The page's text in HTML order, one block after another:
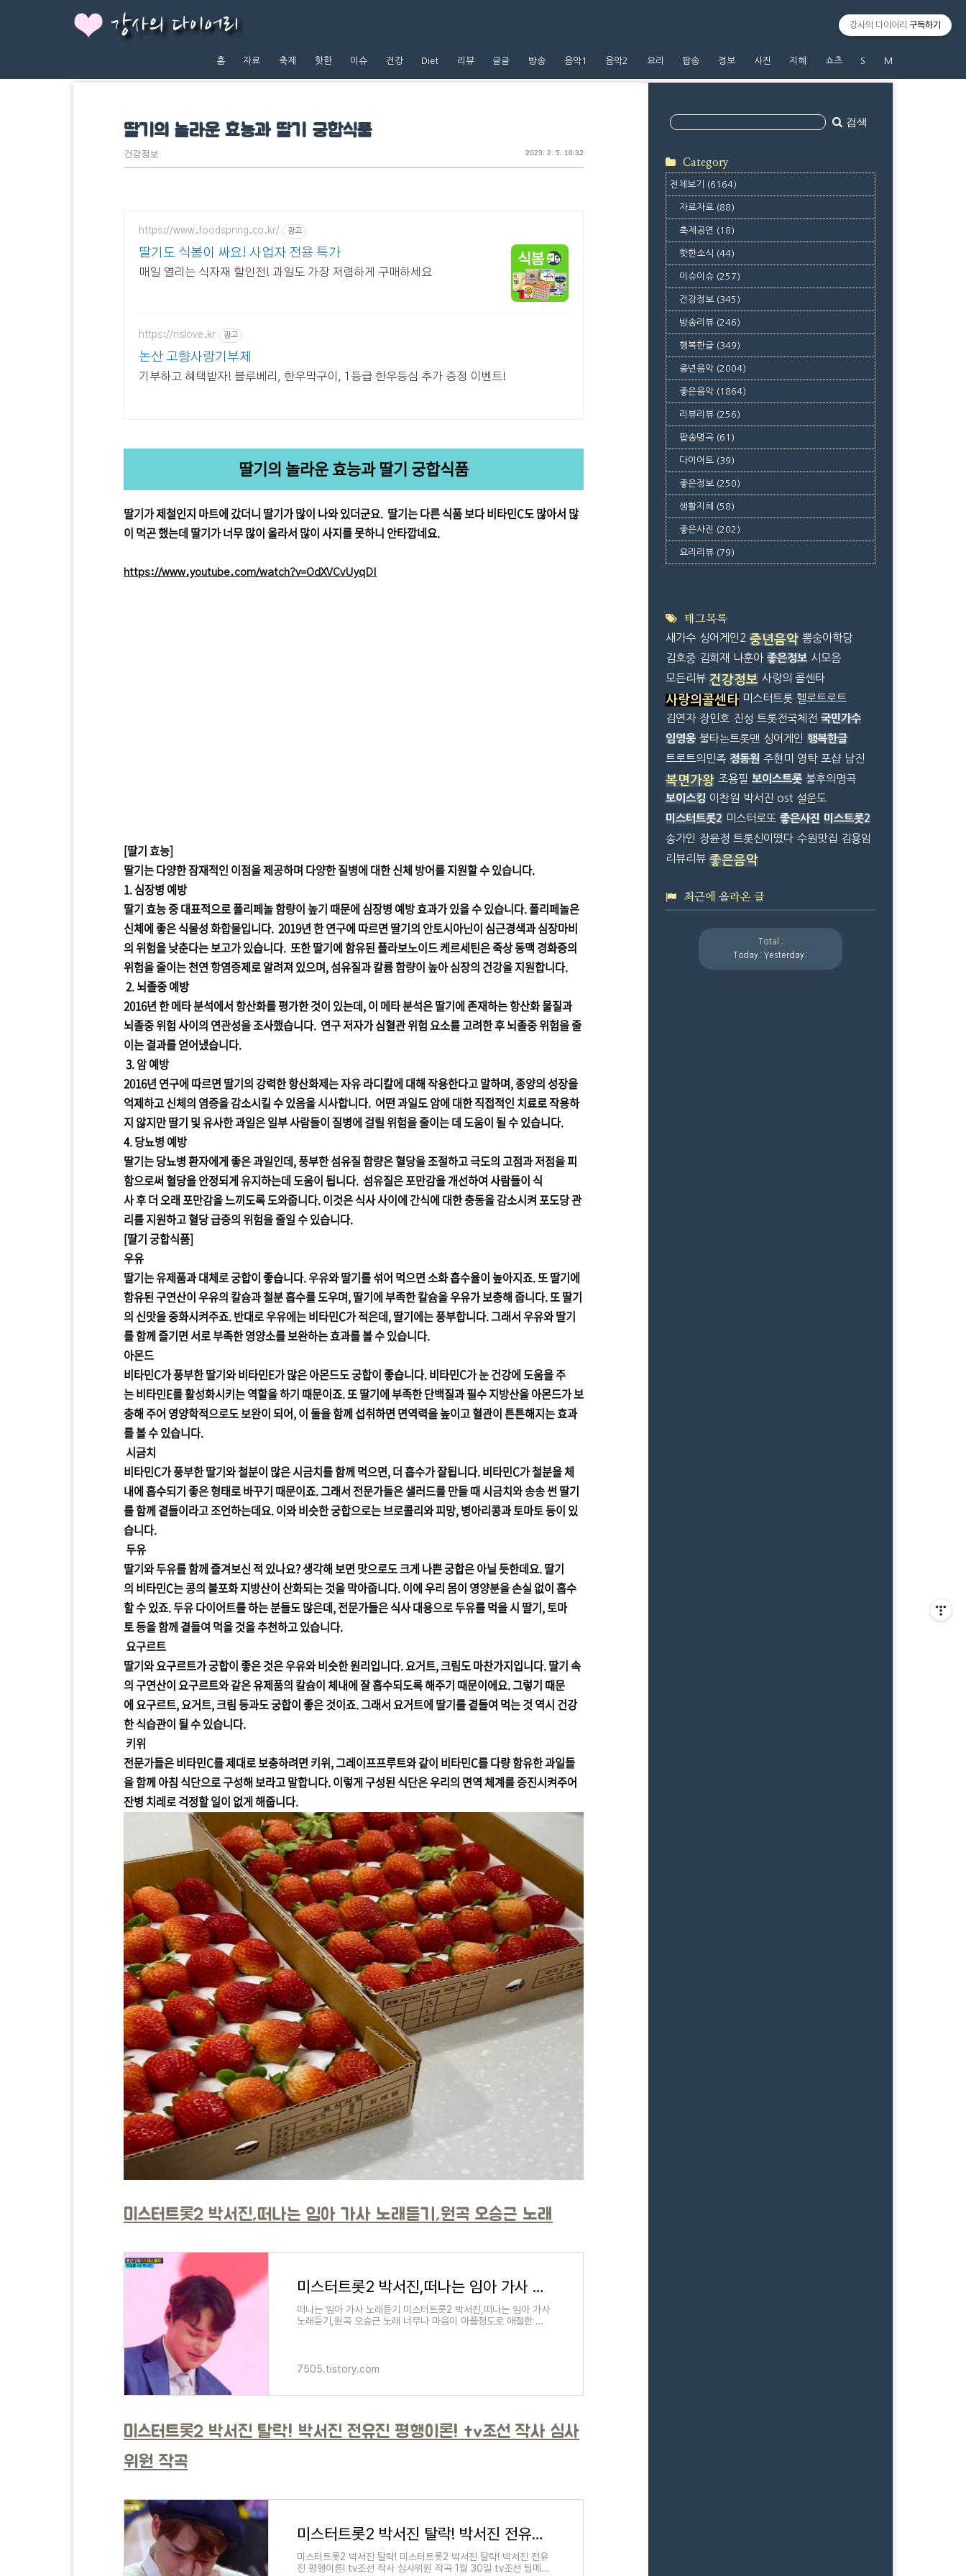
강사의 다이어리
홈 자료 축제 핫한 이슈 건강 Diet 리뷰 글글 방송 음악1 음악2 요리 팝송 정보 사진 지혜 쇼츠 S M
딸기의 놀라운 효능과 딸기 궁합식품
건강정보 2023. 2. 5. 10:32
https://www.foodspring.co.kr/ 광고
딸기도 식봄이 싸요! 사업자 전용 특가
매일 열리는 식자재 할인전! 과일도 가장 저렴하게 구매하세요
https://nslove.kr 광고
논산 고향사랑기부제
기부하고 혜택받자! 블루베리, 한우막구이, 1등급 한우등심 추가 증정 이벤트!
딸기의 놀라운 효능과 딸기 궁합식품
딸기가 제철인지 마트에 갔더니 딸기가 많이 나와 있더군요. 딸기는 다른 식품 보다 비타민C도 많아서 많
이 먹곤 했는데 딸기가 너무 많이 올라서 많이 사지를 못하니 안타깝네요.
https://www.youtube.com/watch?v=OdXVCvUyqDI
[딸기 효능]
딸기는 다양한 잠재적인 이점을 제공하며 다양한 질병에 대한 신체 방어를 지원할 수 있습니다.
1. 심장병 예방
딸기 효능 중 대표적으로 폴리페놀 함량이 높기 때문에 심장병 예방 효과가 있을 수 있습니다. 폴리페놀은
신체에 좋은 식물성 화합물입니다. 2019년 한 연구에 따르면 딸기의 안토시아닌이 심근경색과 심장마비
의 위험을 낮춘다는 보고가 있습니다. 또한 딸기에 함유된 플라보노이드 케르세틴은 죽상 동맥 경화증의
위험을 줄이는 천연 항염증제로 알려져 있으며, 섬유질과 칼륨 함량이 높아 심장의 건강을 지원합니다.
2. 뇌졸중 예방
2016년 한 메타 분석에서 항산화를 평가한 것이 있는데, 이 메타 분석은 딸기에 존재하는 항산화 물질과
뇌졸중 위험 사이의 연관성을 조사했습니다. 연구 저자가 심혈관 위험 요소를 고려한 후 뇌졸중 위험을 줄
이는 결과를 얻어냈습니다.
3. 암 예방
2016년 연구에 따르면 딸기의 강력한 항산화제는 자유 라디칼에 대해 작용한다고 말하며, 종양의 성장을
억제하고 신체의 염증을 감소시킬 수 있음을 시사합니다. 어떤 과일도 암에 대한 직접적인 치료로 작용하
지 않지만 딸기 및 유사한 과일은 일부 사람들이 질병에 걸릴 위험을 줄이는 데 도움이 될 수 있습니다.
4. 당뇨병 예방
딸기는 당뇨병 환자에게 좋은 과일인데, 풍부한 섬유질 함량은 혈당을 조절하고 극도의 고점과 저점을 피
함으로써 혈당을 안정되게 유지하는데 도움이 됩니다. 섬유질은 포만감을 개선하여 사람들이 식
사 후 더 오래 포만감을 느끼도록 도와줍니다. 이것은 식사 사이에 간식에 대한 충동을 감소시켜 포도당 관
리를 지원하고 혈당 급증의 위험을 줄일 수 있습니다.
[딸기 궁합식품]
우유
딸기는 유제품과 대체로 궁합이 좋습니다. 우유와 딸기를 섞어 먹으면 소화 흡수율이 높아지죠. 또 딸기에
함유된 구연산이 우유의 칼슘과 철분 흡수를 도우며, 딸기에 부족한 칼슘을 우유가 보충해 줍니다. 또 딸기
의 신맛을 중화시켜주죠. 반대로 우유에는 비타민C가 적은데, 딸기에는 풍부합니다. 그래서 우유와 딸기
를 함께 즐기면 서로 부족한 영양소를 보완하는 효과를 볼 수 있습니다.
아몬드
비타민C가 풍부한 딸기와 비타민E가 많은 아몬드도 궁합이 좋습니다. 비타민C가 눈 건강에 도움을 주
는 비타민E를 활성화시키는 역할을 하기 때문이죠. 또 딸기에 부족한 단백질과 필수 지방산을 아몬드가 보
충해 주어 영양학적으로도 보완이 되어, 이 둘을 함께 섭취하면 면역력을 높이고 혈관이 튼튼해지는 효과
를 볼 수 있습니다.
시금치
비타민C가 풍부한 딸기와 철분이 많은 시금치를 함께 먹으면, 더 흡수가 잘됩니다. 비타민C가 철분을 체
내에 흡수되기 좋은 형태로 바꾸기 때문이죠. 그래서 전문가들은 샐러드를 만들 때 시금치와 송송 썬 딸기
를 함께 곁들이라고 조언하는데요. 이와 비슷한 궁합으로는 브로콜리와 피망, 병아리콩과 토마토 등이 있
습니다.
두유
딸기와 두유를 함께 즐겨보신 적 있나요? 생각해 보면 맛으로도 크게 나쁜 궁합은 아닐 듯한데요. 딸기
의 비타민C는 콩의 불포화 지방산이 산화되는 것을 막아줍니다. 이에 우리 몸이 영양분을 손실 없이 흡수
할 수 있죠. 두유 다이어트를 하는 분들도 많은데, 전문가들은 식사 대용으로 두유를 먹을 시 딸기, 토마
토 등을 함께 곁들여 먹을 것을 추천하고 있습니다.
요구르트
딸기와 요구르트가 궁합이 좋은 것은 우유와 비슷한 원리입니다. 요거트, 크림도 마찬가지입니다. 딸기 속
의 구연산이 요구르트와 같은 유제품의 칼슘이 체내에 잘 흡수되도록 해주기 때문이에요. 그렇기 때문
에 요구르트, 요거트, 크림 등과도 궁합이 좋은 것이죠. 그래서 요거트에 딸기를 곁들여 먹는 것 역시 건강
한 식습관이 될 수 있습니다.
키위
전문가들은 비타민C를 제대로 보충하려면 키위, 그레이프프루트와 같이 비타민C를 다량 함유한 과일들
을 함께 아침 식단으로 구성해 보라고 말합니다. 이렇게 구성된 식단은 우리의 면역 체계를 증진시켜주어
잔병 치레로 걱정할 일이 없게 해줍니다.
미스터트롯2 박서진,떠나는 임아 가사 노래듣기,원곡 오승근 노래
미스터트롯2 박서진,떠나는 임아 가사 노래듣기,원곡 오승근 노래
떠나는 임아 가사 노래듣기 미스터트롯2 박서진,떠나는 임아 가사
노래듣기,원곡 오승근 노래 너무나 마음이 아플정도로 애절한 노
7505.tistory.com
미스터트롯2 박서진 탈락! 박서진 전유진 평행이론! tv조선 작사 심사
위원 작곡
미스터트롯2 박서진 탈락! 박서진 전유진 평행이론! tv조선 작사 심사위원 작곡
미스터트롯2 박서진 탈락! 미스터트롯2 박서진 탈락! 박서진 전유
진 평행이론! tv조선 작사 심사위원 작곡 1월 30일 tv조선 팀메들
검색
Category
전체보기 (6164)
자료자료 (88)
축제공연 (18)
핫한소식 (44)
이슈이슈 (257)
건강정보 (345)
방송리뷰 (246)
행복한글 (349)
중년음악 (2004)
좋은음악 (1864)
리뷰리뷰 (256)
팝송명곡 (61)
다이어트 (39)
좋은정보 (250)
생활지혜 (58)
좋은사진 (202)
요리리뷰 (79)
태그목록
새가수 싱어게인2 중년음악 뽕숭아학당
김호중 김희재 나훈아 좋은정보 시모음
모든리뷰 건강정보 사랑의 콜센타
사랑의콜센타 미스터트롯 헬로트로트
김연자 장민호 진성 트롯전국체전 국민가수
임영웅 불타는트롯맨 싱어게인 행복한글
트로트의민족 정동원 주현미 영탁 포샵 남진
복면가왕 조용필 보이스트롯 불후의명곡
보이스킹 이찬원 박서진 ost 설운도
미스터트롯2 미스터로또 좋은사진 미스트롯2
송가인 장윤정 트롯신이떴다 수원맛집 김용임
리뷰리뷰 좋은음악
최근에 올라온 글
Total :
Today : Yesterday :
강사의 다이어리 구독하기